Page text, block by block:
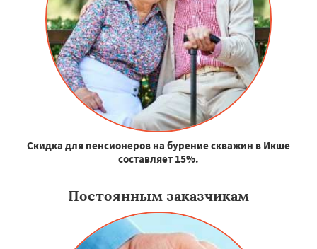
Скидка для пенсионеров на бурение скважин в Икше
составляет 15%.
Постоянным заказчикам